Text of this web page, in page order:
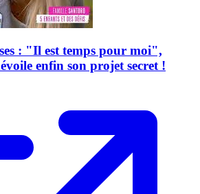
: "Il est temps pour moi",
enfin son projet secret !